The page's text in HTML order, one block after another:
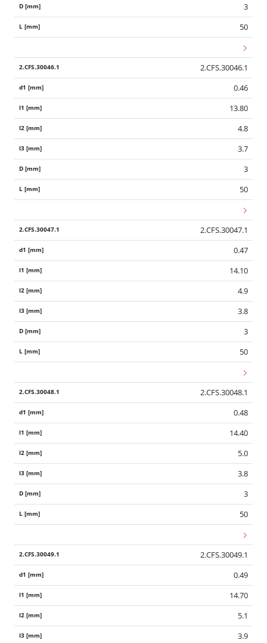
3
50
2.CFS.30046.1
0.46
13.80
4.8
3.7
3
50
2.CFS.30047.1
0.47
14.10
4.9
3.8
3
50
2.CFS.30048.1
0.48
14.40
5.0
3.8
3
50
2.CFS.30049.1
0.49
14.70
5.1
3.9